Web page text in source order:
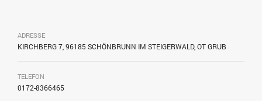
ADRESSE
KIRCHBERG 7, 96185 SCHÖNBRUNN IM STEIGERWALD, OT GRUB
TELEFON
0172-8366465